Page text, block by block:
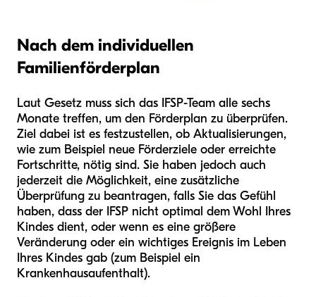
Nach dem individuellen
Familienförderplan
Laut Gesetz muss sich das IFSP-Team alle sechs
Monate treffen, um den Förderplan zu überprüfen.
Ziel dabei ist es festzustellen, ob Aktualisierungen,
wie zum Beispiel neue Förderziele oder erreichte
Fortschritte, nötig sind. Sie haben jedoch auch
jederzeit die Möglichkeit, eine zusätzliche
Überprüfung zu beantragen, falls Sie das Gefühl
haben, dass der IFSP nicht optimal dem Wohl Ihres
Kindes dient, oder wenn es eine größere
Veränderung oder ein wichtiges Ereignis im Leben
Ihres Kindes gab (zum Beispiel ein
Krankenhausaufenthalt).